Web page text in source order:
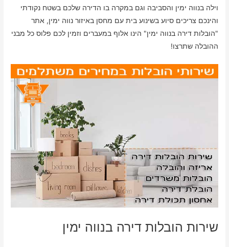
וילה בנווה ימין והסביבה וגם במקרה בו הדירה שלכם בשטח נקודתי
והינכם צריכים סיוע בשינוע בית עם מחסן באיזור נווה ימין, אתר
"הובלות דירה בנווה ימין" הינו אלוף במעברים וזמין לכם פלוס כל מבני
ההובלה שתרצו!
שירות הובלות דירה בנווה ימין